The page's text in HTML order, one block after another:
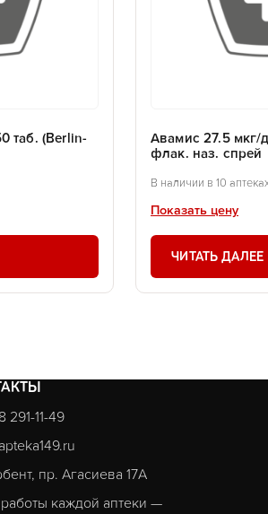
таб. (Berlin-
Авамис 27.5 мкг/
флак. наз. спрей
В наличии в 10
Показать цену
ЧИТАТЬ ДАЛЕЕ
291-11-49
пр. Агасиева 17А
каждой аптеки —